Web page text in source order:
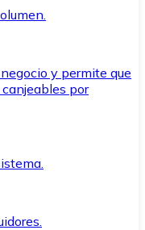
y permite que
por